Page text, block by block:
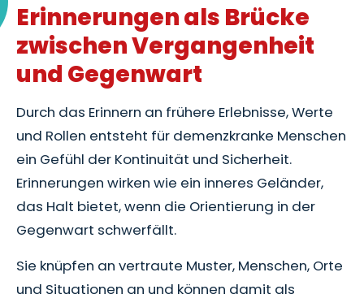
Erinnerungen als Brücke
zwischen Vergangenheit
und Gegenwart
Durch das Erinnern an frühere Erlebnisse, Werte
und Rollen entsteht für demenzkranke Menschen
ein Gefühl der Kontinuität und Sicherheit.
Erinnerungen wirken wie ein inneres Geländer,
das Halt bietet, wenn die Orientierung in der
Gegenwart schwerfällt.
Sie knüpfen an vertraute Muster, Menschen, Orte
und Situationen an und können damit als